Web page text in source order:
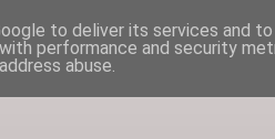
to deliver its services and
performance and security
abuse.